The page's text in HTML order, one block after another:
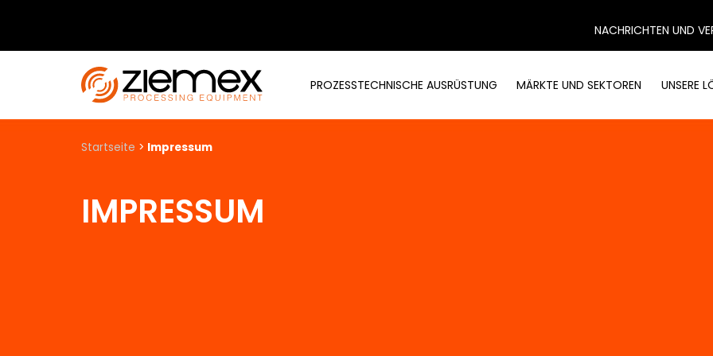
NACHRICHTEN UND
PROZESSTECHNISCHE AUSRÜSTUNG MÄRKTE UND SEKTOREN UNSERE
Startseite > Impressum
IMPRESSUM